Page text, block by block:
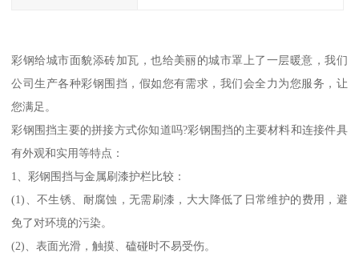
彩钢给城市面貌添砖加瓦，也给美丽的城市罩上了一层暖意，我们
公司生产各种彩钢围挡，假如您有需求，我们会全力为您服务，让
您满足。
彩钢围挡主要的拼接方式你知道吗?彩钢围挡的主要材料和连接件具
有外观和实用等特点：
1、彩钢围挡与金属刷漆护栏比较：
(1)、不生锈、耐腐蚀，无需刷漆，大大降低了日常维护的费用，避
免了对环境的污染。
(2)、表面光滑，触摸、磕碰时不易受伤。